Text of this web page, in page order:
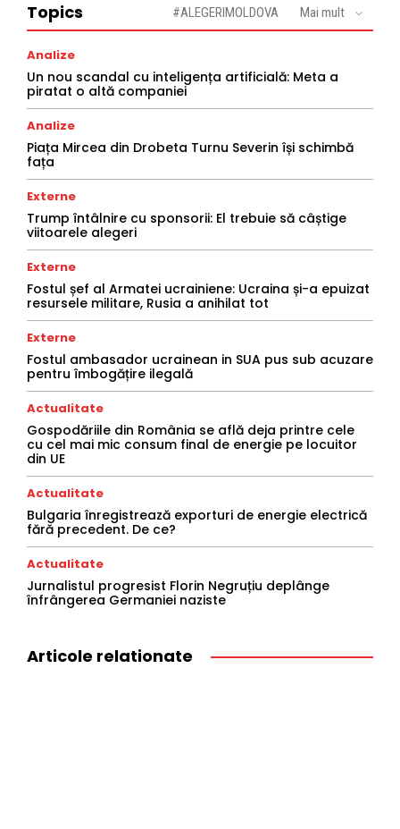
Topics #ALEGERIMOLDOVA Mai mult
Analize
Un nou scandal cu inteligența artificială: Meta a
piratat o altă companiei
Analize
Piața Mircea din Drobeta Turnu Severin își schimbă
fața
Externe
Trump întâlnire cu sponsorii: El trebuie să câștige
viitoarele alegeri
Externe
Fostul șef al Armatei ucrainiene: Ucraina și-a epuizat
resursele militare, Rusia a anihilat tot
Externe
Fostul ambasador ucrainean in SUA pus sub acuzare
pentru îmbogățire ilegală
Actualitate
Gospodăriile din România se află deja printre cele
cu cel mai mic consum final de energie pe locuitor
din UE
Actualitate
Bulgaria înregistrează exporturi de energie electrică
fără precedent. De ce?
Actualitate
Jurnalistul progresist Florin Negruțiu deplânge
înfrângerea Germaniei naziste
Articole relationate